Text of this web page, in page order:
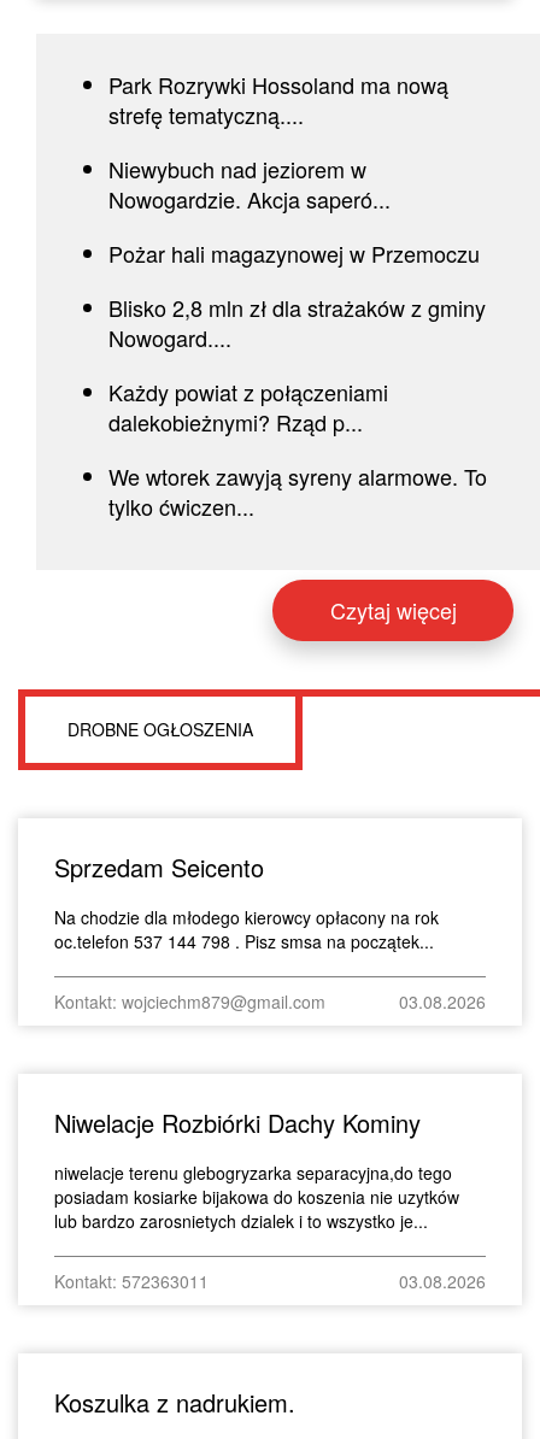
Park Rozrywki Hossoland ma nową
strefę tematyczną....
Niewybuch nad jeziorem w
Nowogardzie. Akcja saperó...
Pożar hali magazynowej w Przemoczu
Blisko 2,8 mln zł dla strażaków z gminy
Nowogard....
Każdy powiat z połączeniami
dalekobieżnymi? Rząd p...
We wtorek zawyją syreny alarmowe. To
tylko ćwiczen...
Czytaj więcej
DROBNE OGŁOSZENIA
Sprzedam Seicento
Na chodzie dla młodego kierowcy opłacony na rok
oc.telefon 537 144 798 . Pisz smsa na początek...
Kontakt: wojciechm879@gmail.com 03.08.2026
Niwelacje Rozbiórki Dachy Kominy
niwelacje terenu glebogryzarka separacyjna,do tego
posiadam kosiarke bijakowa do koszenia nie uzytków
lub bardzo zarosnietych dzialek i to wszystko je...
Kontakt: 572363011 03.08.2026
Koszulka z nadrukiem.